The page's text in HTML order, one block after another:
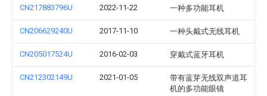
CN217883796U 2022-11-22 一种多功能耳机
CN206629240U 2017-11-10 一种头戴式无线耳机
CN205017524U 2016-02-03 穿戴式蓝牙耳机
CN212302149U 2021-01-05
带有蓝芽无线双声道耳
机的多功能眼镜